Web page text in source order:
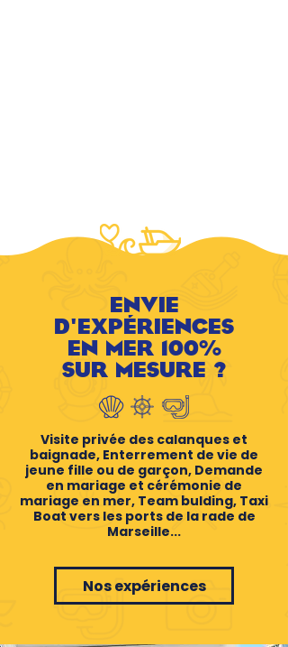
ENVIE
D'EXPÉRIENCES
EN MER 100%
SUR MESURE ?
Visite privée des calanques et
baignade, Enterrement de vie de
jeune fille ou de garçon, Demande
en mariage et cérémonie de
mariage en mer, Team bulding, Taxi
Boat vers les ports de la rade de
Marseille...
Nos expériences